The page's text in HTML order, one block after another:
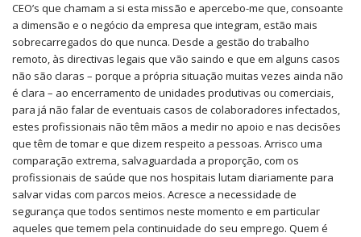
CEO’s que chamam a si esta missão e apercebo-me que, consoante
a dimensão e o negócio da empresa que integram, estão mais
sobrecarregados do que nunca. Desde a gestão do trabalho
remoto, às directivas legais que vão saindo e que em alguns casos
não são claras – porque a própria situação muitas vezes ainda não
é clara – ao encerramento de unidades produtivas ou comerciais,
para já não falar de eventuais casos de colaboradores infectados,
estes profissionais não têm mãos a medir no apoio e nas decisões
que têm de tomar e que dizem respeito a pessoas. Arrisco uma
comparação extrema, salvaguardada a proporção, com os
profissionais de saúde que nos hospitais lutam diariamente para
salvar vidas com parcos meios. Acresce a necessidade de
segurança que todos sentimos neste momento e em particular
aqueles que temem pela continuidade do seu emprego. Quem é